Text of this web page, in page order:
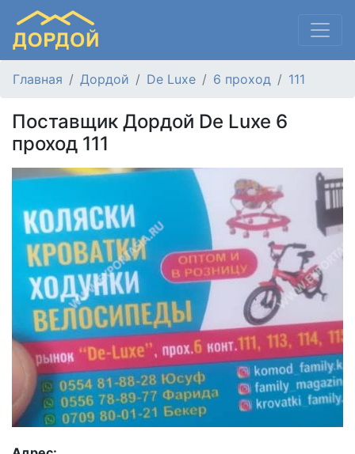
Главная Дордой De Luxe 6 проход 111
Поставщик Дордой De Luxe 6
проход 111